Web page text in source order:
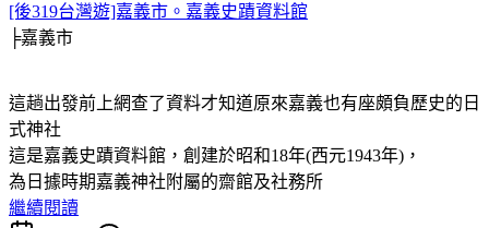
[後319台灣遊]嘉義市。嘉義史蹟資料館
╞嘉義市
這趟出發前上網查了資料才知道原來嘉義也有座頗負歷史的日
式神社
這是嘉義史蹟資料館，創建於昭和18年(西元1943年)，
為日據時期嘉義神社附屬的齋館及社務所
繼續閱讀